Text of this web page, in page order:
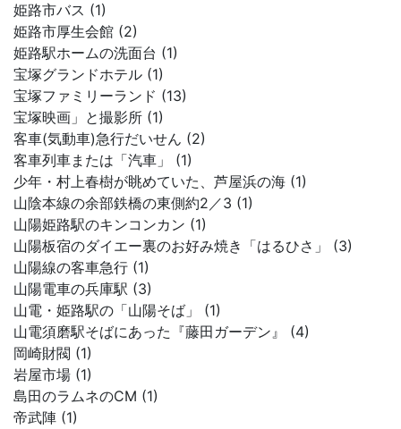
姫路市バス (1)
姫路市厚生会館 (2)
姫路駅ホームの洗面台 (1)
宝塚グランドホテル (1)
宝塚ファミリーランド (13)
宝塚映画」と撮影所 (1)
客車(気動車)急行だいせん (2)
客車列車または「汽車」 (1)
少年・村上春樹が眺めていた、芦屋浜の海 (1)
山陰本線の余部鉄橋の東側約2／3 (1)
山陽姫路駅のキンコンカン (1)
山陽板宿のダイエー裏のお好み焼き「はるひさ」 (3)
山陽線の客車急行 (1)
山陽電車の兵庫駅 (3)
山電・姫路駅の「山陽そば」 (1)
山電須磨駅そばにあった『藤田ガーデン』 (4)
岡崎財閥 (1)
岩屋市場 (1)
島田のラムネのCM (1)
帝武陣 (1)